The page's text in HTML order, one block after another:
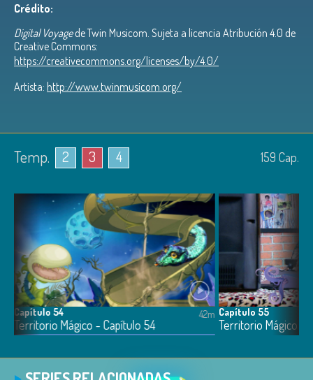
Crédito:
Digital Voyagede Twin Musicom. Sujeta a licencia Atribución 4.0 de
Creative Commons:
https://creativecommons.org/licenses/by/4.0/
Artista: http://www.twinmusicom.org/
Temp. 2 3 4 159 Cap.
Capítulo 54
Territorio Mágico - Capítulo 54
42m Capítulo 55
Territorio Mágico -